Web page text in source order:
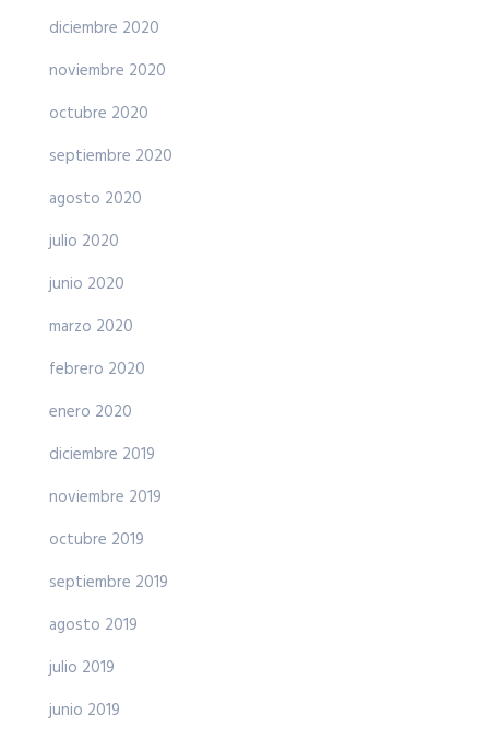
diciembre 2020
noviembre 2020
octubre 2020
septiembre 2020
agosto 2020
julio 2020
junio 2020
marzo 2020
febrero 2020
enero 2020
diciembre 2019
noviembre 2019
octubre 2019
septiembre 2019
agosto 2019
julio 2019
junio 2019